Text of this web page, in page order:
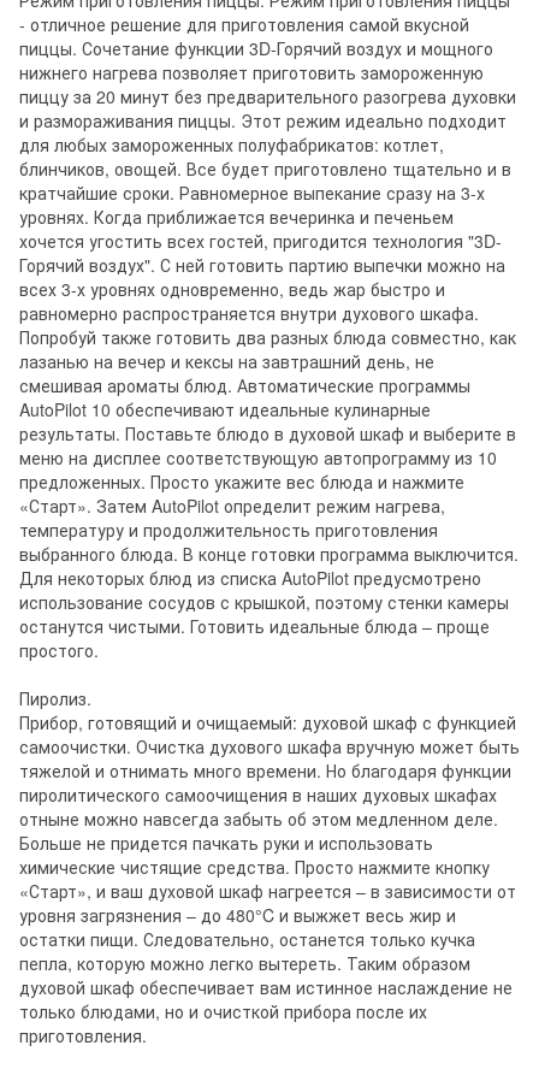
- отличное решение для приготовления самой вкусной
пиццы. Сочетание функции 3D-Горячий воздух и мощного
нижнего нагрева позволяет приготовить замороженную
пиццу за 20 минут без предварительного разогрева духовки
и размораживания пиццы. Этот режим идеально подходит
для любых замороженных полуфабрикатов: котлет,
блинчиков, овощей. Все будет приготовлено тщательно и в
кратчайшие сроки. Равномерное выпекание сразу на 3-х
уровнях. Когда приближается вечеринка и печеньем
хочется угостить всех гостей, пригодится технология "3D-
Горячий воздух". С ней готовить партию выпечки можно на
всех 3-х уровнях одновременно, ведь жар быстро и
равномерно распространяется внутри духового шкафа.
Попробуй также готовить два разных блюда совместно, как
лазанью на вечер и кексы на завтрашний день, не
смешивая ароматы блюд. Автоматические программы
AutoPilot 10 обеспечивают идеальные кулинарные
результаты. Поставьте блюдо в духовой шкаф и выберите в
меню на дисплее соответствующую автопрограмму из 10
предложенных. Просто укажите вес блюда и нажмите
«Старт». Затем AutoPilot определит режим нагрева,
температуру и продолжительность приготовления
выбранного блюда. В конце готовки программа выключится.
Для некоторых блюд из списка AutoPilot предусмотрено
использование сосудов с крышкой, поэтому стенки камеры
останутся чистыми. Готовить идеальные блюда – проще
простого.
Пиролиз.
Прибор, готовящий и очищаемый: духовой шкаф с функцией
самоочистки. Очистка духового шкафа вручную может быть
тяжелой и отнимать много времени. Но благодаря функции
пиролитического самоочищения в наших духовых шкафах
отныне можно навсегда забыть об этом медленном деле.
Больше не придется пачкать руки и использовать
химические чистящие средства. Просто нажмите кнопку
«Старт», и ваш духовой шкаф нагреется – в зависимости от
уровня загрязнения – до 480°C и выжжет весь жир и
остатки пищи. Следовательно, останется только кучка
пепла, которую можно легко вытереть. Таким образом
духовой шкаф обеспечивает вам истинное наслаждение не
только блюдами, но и очисткой прибора после их
приготовления.